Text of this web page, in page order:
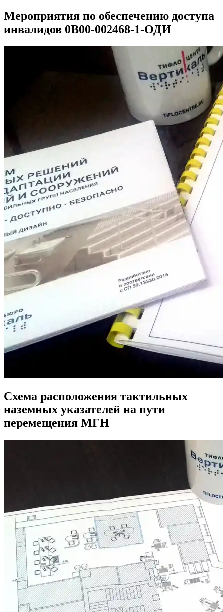
Мероприятия по обеспечению доступа
инвалидов 0В00-002468-1-ОДИ
Схема расположения тактильных
наземных указателей на пути
перемещения МГН